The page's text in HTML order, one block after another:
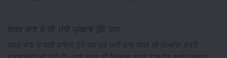
ਲਸਣ ਖਾਣ ਦੇ ਕਈ ਫਾਇਦੇ ਹੁੰਦੇ ਹਨ ਪਰ ਕਈ ਵਾਰ ਲਸਣ ਦੀ ਜ਼ਿਆਦਾ ਵਰਤੋਂ